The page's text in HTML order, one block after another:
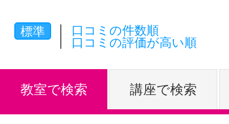
やりたいこ
特集をみる
標準
口コミの件数順
口コミの評価が高い順
教室で検索 講座で検索